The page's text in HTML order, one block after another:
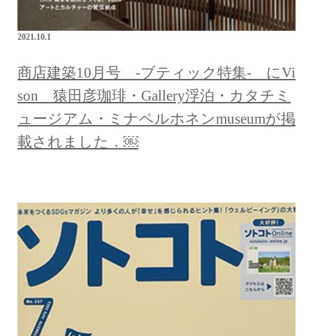
2021.10.1
商店建築10月号 -ブティック特集- にVi
son 猿田彦珈琲・Gallery浮泊・カタチミ
ュージアム・ミナペルホネンmuseumが掲
載されました．￼